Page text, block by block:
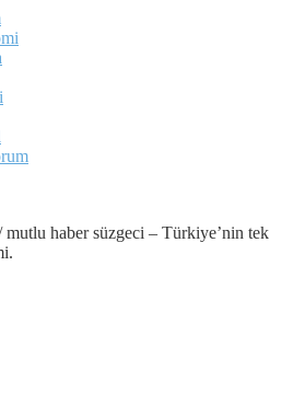
haber süzgeci – Türkiye’nin tek